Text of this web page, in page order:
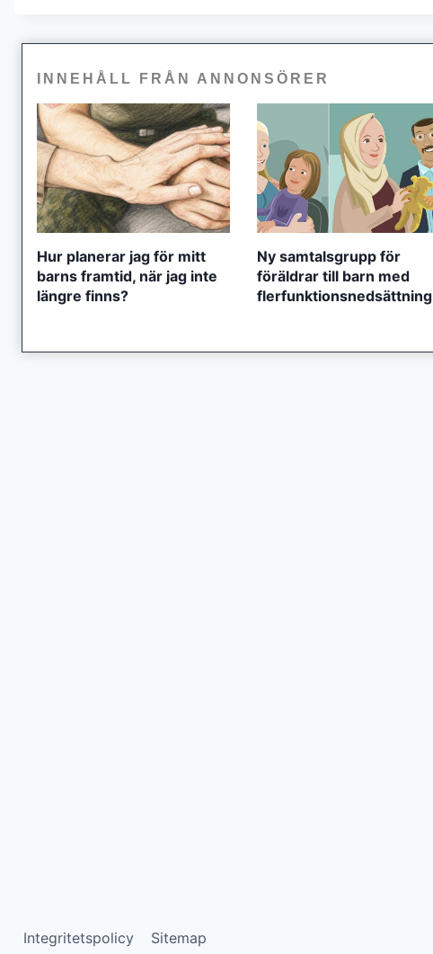
INNEHÅLL FRÅN ANNONSÖRER
Hur planerar jag för mitt
barns framtid, när jag inte
längre finns?
Ny samtalsgrupp för
föräldrar till barn med
flerfunktionsnedsättning
Integritetspolicy Sitemap